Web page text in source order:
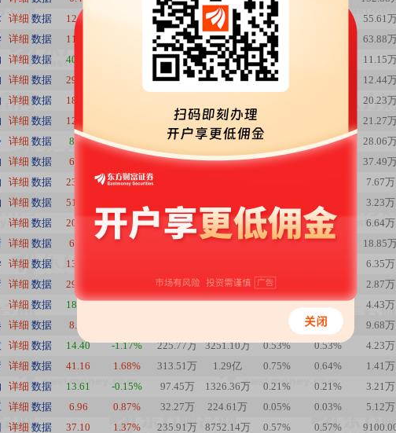
详细 数据 12.67 172.18万 2181.51万 0.42% 55.61
详细 数据 11.24 111.21万 1250.01万 0.62% 63.88
详细 数据 40.56 1413.01万 5.73亿 2.43% 11.15
详细 数据 29.99 264.73万 7939.35万 1.31% 12.44
详细 数据 18.00 20.23
详细 数据 12.69 504.94万 6407.72万 21.27
详细 数据 8.80 -2.22% 1330.55万 1.17亿 1.43% 28.06
详细 数据 6.33 3.43% 188.23万 1191.49万 0.37% 37.49
详细 数据 23.59 1.20% 7.67万
详细 数据 51.15 153.78万 1.94% 3.23万
详细 数据 20.45 0.39% 165.37万 3381.75万 0.99% 0.41% 6.64万
详细 数据 6.01 14.48% 242.16万 1455.38万 0.30% 18.85
详细 数据 13.54 6.35万
详细 数据 29.27 60.77万 1778.69万 0.39% 2.87万
详细 数据 18.69 -0.16% 361.76万 6761.24万 0.64% 0.64% 4.43万
详细 数据 8.42 5.84% 3.42% 9.68万
详细 数据 14.40 -1.17% 225.77万 3251.10万 0.53% 0.53% 4.23万
详细 数据 41.16 1.68% 313.51万 1.29亿 0.75% 0.64% 1.41万
详细 数据 13.61 -0.15% 97.45万 1326.36万 0.21% 0.21% 3.21万
详细 数据 6.96 0.87% 32.27万 224.61万 0.05% 0.03% 5.12万
详细 数据 37.10 1.37% 235.91万 8752.14万 0.57% 0.57%